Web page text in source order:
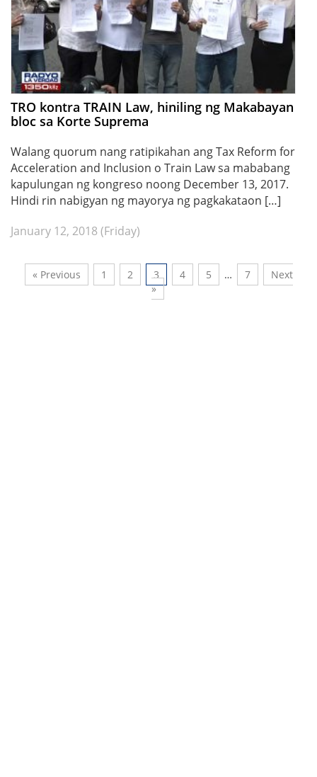
TRO kontra TRAIN Law, hiniling ng Makabayan
bloc sa Korte Suprema
Walang quorum nang ratipikahan ang Tax Reform for
Acceleration and Inclusion o Train Law sa mababang
kapulungan ng kongreso noong December 13, 2017.
Hindi rin nabigyan ng mayorya ng pagkakataon […]
January 12, 2018 (Friday)
« Previous 1 2 3 4 5 … 7
Next
»